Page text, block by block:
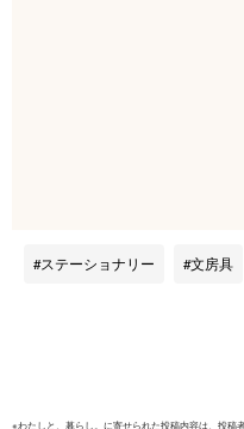
ステーショナリー 文房具
※わたしと、暮らし。 に寄せられた投稿内容は、投稿